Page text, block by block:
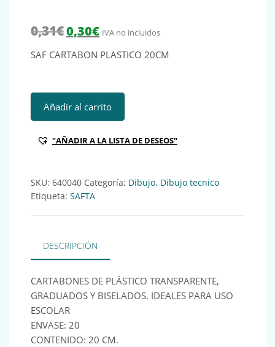
0,31€ El precio original era: 0,31€.
0,30€El precio actual es: 0,30€.
IVA no incluidos
SAF CARTABON PLASTICO 20CM
Añadir al carrito
"AÑADIR A LA LISTA DE DESEOS"
SKU: 640040 Categoría: Dibujo. Dibujo tecnico
Etiqueta: SAFTA
DESCRIPCIÓN
CARTABONES DE PLÁSTICO TRANSPARENTE,
GRADUADOS Y BISELADOS. IDEALES PARA USO
ESCOLAR
ENVASE: 20
CONTENIDO: 20 CM.